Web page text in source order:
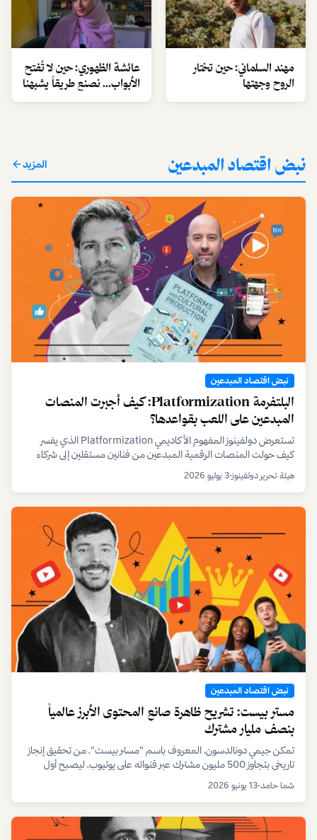
مهند السلماني: حين تختار
الروح وجهتها
عائشة الظهوري: حين لا تُفتح
الأبواب… نصنع طريقاً يشبهنا
نبض اقتصاد المبدعين المزيد
نبض اقتصاد المبدعين
البلتفرمة Platformization: كيف أجبرت المنصات
المبدعين على اللعب بقواعدها؟
تستعرض دولفينوز المفهوم الأكاديمي Platformization الذي يفسر
كيف حولت المنصات الرقمية المبدعين من فنانين مستقلين إلى شركاء
صناع المحتوى في الخليج.
هيئة تحرير دولفينوز•3 يوليو 2026
نبض اقتصاد المبدعين
مستر بيست: تشريح ظاهرة صانع المحتوى الأبرز عالمياً
بنصف مليار مشترك
تمكن جيمي دونالدسون، المعروف باسم "مستر بيست"، من تحقيق إنجاز
تاريخي بتجاوز 500 مليون مشترك عبر قنواته على يوتيوب، ليصبح أول
شما حامد•13 يونيو 2026